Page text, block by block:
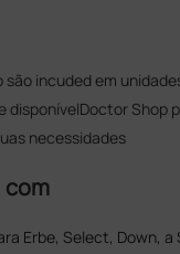
são incuded em
disponívelDoctor Shop
necessidades
com
Erbe, Select, Down, a